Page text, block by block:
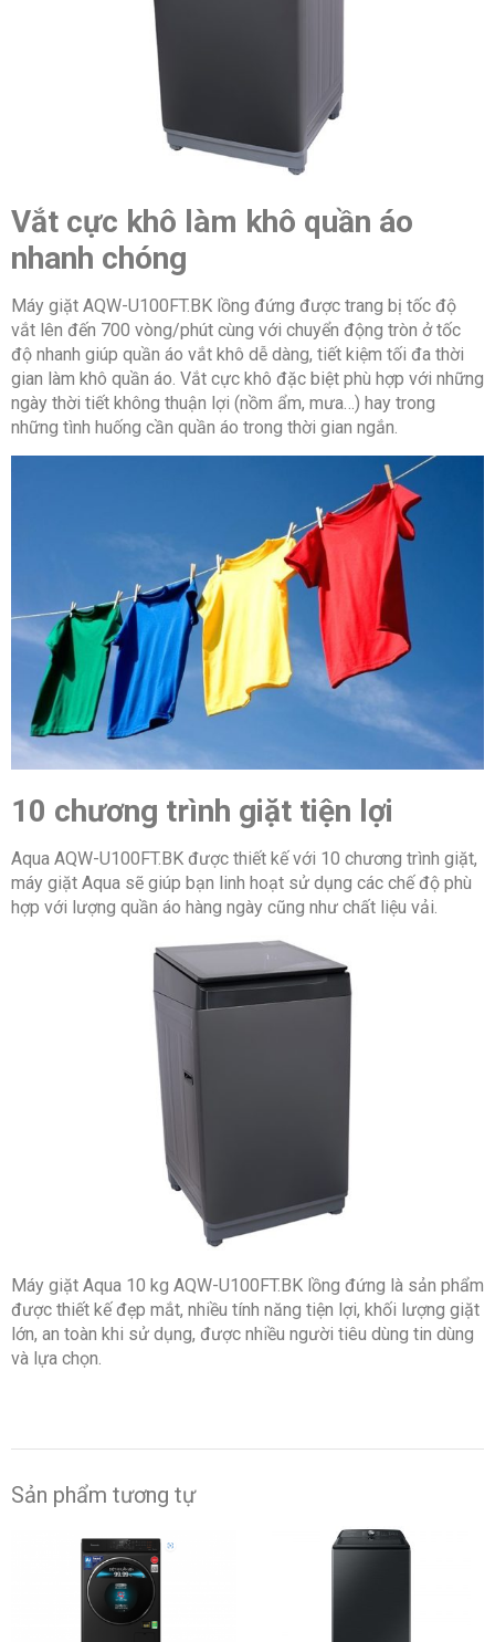
Vắt cực khô làm khô quần áo
nhanh chóng
Máy giặt AQW-U100FT.BK lồng đứng được trang bị tốc độ
vắt lên đến 700 vòng/phút cùng với chuyển động tròn ở tốc
độ nhanh giúp quần áo vắt khô dễ dàng, tiết kiệm tối đa thời
gian làm khô quần áo. Vắt cực khô đặc biệt phù hợp với những
ngày thời tiết không thuận lợi (nồm ẩm, mưa…) hay trong
những tình huống cần quần áo trong thời gian ngắn.
10 chương trình giặt tiện lợi
Aqua AQW-U100FT.BK được thiết kế với 10 chương trình giặt,
máy giặt Aqua sẽ giúp bạn linh hoạt sử dụng các chế độ phù
hợp với lượng quần áo hàng ngày cũng như chất liệu vải.
Máy giặt Aqua 10 kg AQW-U100FT.BK lồng đứng là sản phẩm
được thiết kế đẹp mắt, nhiều tính năng tiện lợi, khối lượng giặt
lớn, an toàn khi sử dụng, được nhiều người tiêu dùng tin dùng
và lựa chọn.
Sản phẩm tương tự